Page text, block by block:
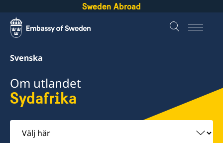
Sweden Abroad
Svenska
Om utlandet
Sydafrika
Välj
här